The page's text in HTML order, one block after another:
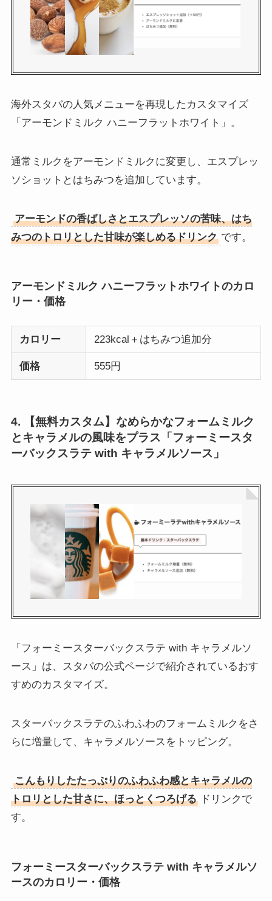
海外スタバの人気メニューを再現したカスタマイズ
「アーモンドミルク ハニーフラットホワイト」。
通常ミルクをアーモンドミルクに変更し、エスプレッ
ソショットとはちみつを追加しています。
アーモンドの香ばしさとエスプレッソの苦味、はち
みつのトロリとした甘味が楽しめるドリンク です。
アーモンドミルク ハニーフラットホワイトのカロ
リー・価格
カロリー 223kcal＋はちみつ追加分
価格 555円
4. 【無料カスタム】なめらかなフォームミルク
とキャラメルの風味をプラス「フォーミースタ
ーバックスラテ with キャラメルソース」
「フォーミースターバックスラテ with キャラメルソ
ース」は、スタバの公式ページで紹介されているおす
すめのカスタマイズ。
スターバックスラテのふわふわのフォームミルクをさ
らに増量して、キャラメルソースをトッピング。
こんもりしたたっぷりのふわふわ感とキャラメルの
トロリとした甘さに、ほっとくつろげる
ドリンクで
す。
フォーミースターバックスラテ with キャラメルソ
ースのカロリー・価格